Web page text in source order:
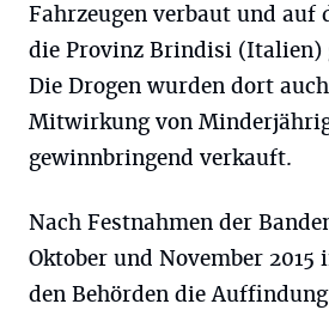
Fahrzeugen verbaut und auf
die Provinz Brindisi (Italien)
Die Drogen wurden dort
Mitwirkung von
gewinnbringend verkauft.
Nach Festnahmen der
Oktober und November
den Behörden die